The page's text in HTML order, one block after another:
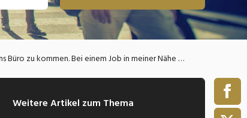
Ich verdiene in meinem Job gutes Geld, allerdings muss ich täglich ca. 2h fahren, um ins Büro zu kommen. Bei einem Job in meiner Nähe allerdings würde ich nicht soviel verdienen. Was mach ich nur?
Weitere Artikel zum Thema